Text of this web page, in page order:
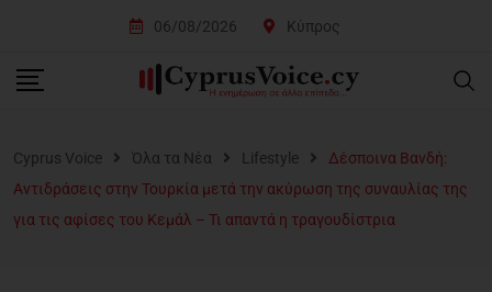
06/08/2026 Κύπρος
Cyprus Voice Όλα τα Νέα Lifestyle
Δέσποινα Βανδή:
Αντιδράσεις στην Τουρκία μετά την ακύρωση της συναυλίας της
για τις αφίσες του Κεμάλ – Τι απαντά η τραγουδίστρια